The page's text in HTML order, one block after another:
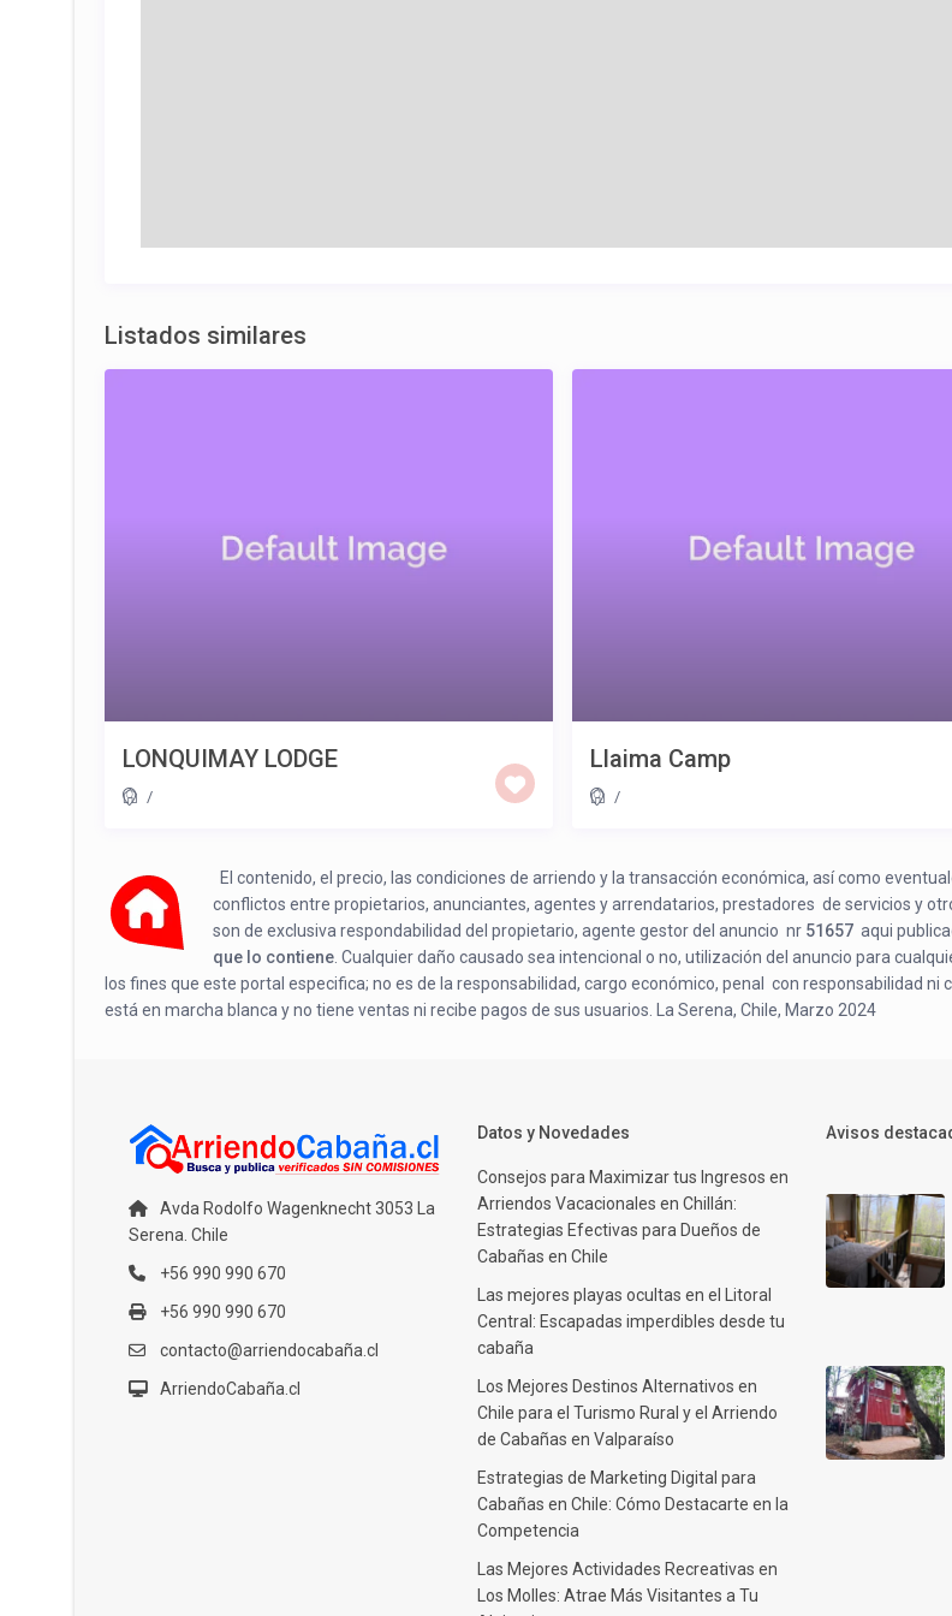
Listados similares
LONQUIMAY LODGE
/
Llaima Camp
/
El contenido, el precio, las condiciones de arriendo y la transacción económica, así como
conflictos entre propietarios, anunciantes, agentes y arrendatarios, prestadores de servicios y
son de exclusiva respondabilidad del propietario, agente gestor del anuncio nr 51657 aqui
que lo contiene . Cualquier daño causado sea intencional o no, utilización del anuncio para
los fines que este portal especifica; no es de la responsabilidad, cargo económico, penal con responsabilidad ni
está en marcha blanca y no tiene ventas ni recibe pagos de sus usuarios. La Serena, Chile, Marzo 2024
Avda Rodolfo Wagenknecht 3053 La
Serena. Chile
+56 990 990 670
+56 990 990 670
contacto@arriendocabaña.cl
ArriendoCabaña.cl
Datos y Novedades
Consejos para Maximizar tus Ingresos en
Arriendos Vacacionales en Chillán:
Estrategias Efectivas para Dueños de
Cabañas en Chile
Las mejores playas ocultas en el Litoral
Central: Escapadas imperdibles desde tu
cabaña
Los Mejores Destinos Alternativos en
Chile para el Turismo Rural y el Arriendo
de Cabañas en Valparaíso
Estrategias de Marketing Digital para
Cabañas en Chile: Cómo Destacarte en la
Competencia
Las Mejores Actividades Recreativas en
Los Molles: Atrae Más Visitantes a Tu
Avisos